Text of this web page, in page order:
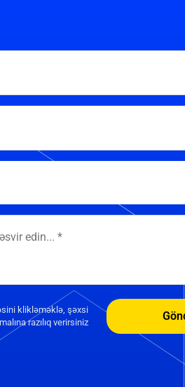
klikləməklə, şəxsi
razılıq verirsiniz